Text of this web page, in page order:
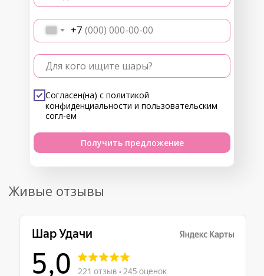
+7
Для кого ищите шары?
Согласен(на) с политикой
конфиденциальности и пользовательским
согл-ем
Получить предложение
Живые отзывы